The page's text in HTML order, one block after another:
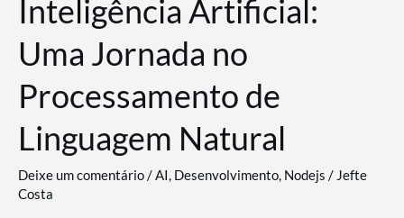
Inteligência Artificial:
Uma Jornada no
Processamento de
Linguagem Natural
Deixe um comentário/AI, Desenvolvimento, Nodejs / Jefte
Costa